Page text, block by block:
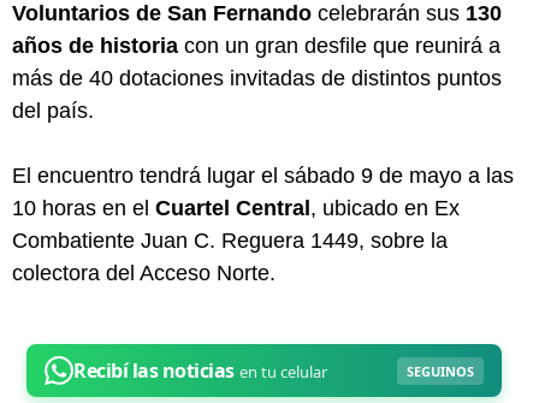
Voluntarios de San Fernando celebrarán sus 130
años de historia con un gran desfile que reunirá a
más de 40 dotaciones invitadas de distintos puntos
del país.
El encuentro tendrá lugar el sábado 9 de mayo a las
10 horas en el Cuartel Central , ubicado en Ex
Combatiente Juan C. Reguera 1449, sobre la
colectora del Acceso Norte.